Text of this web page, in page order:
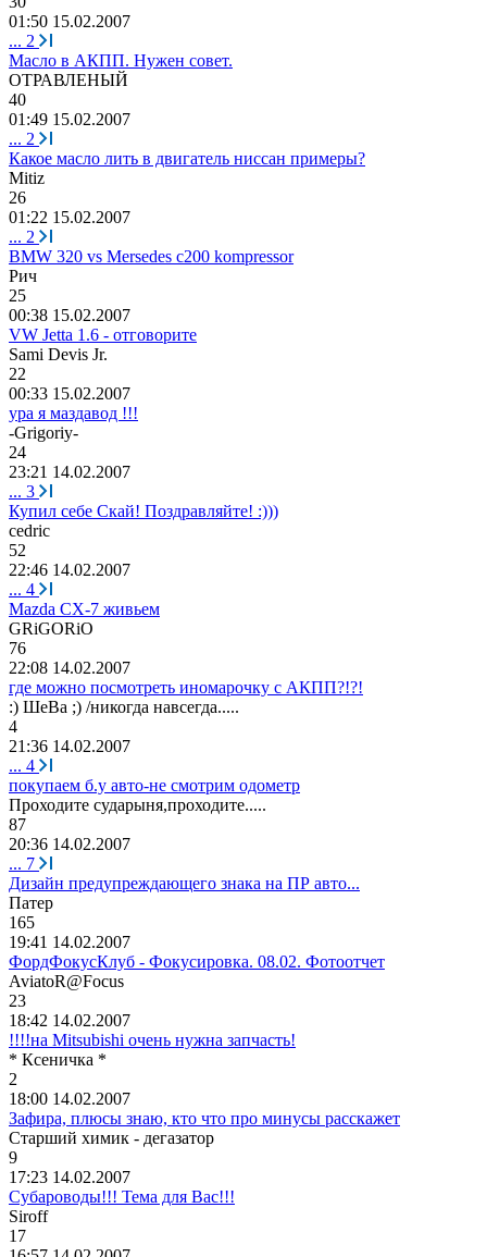
01:50 15.02.2007
... 2
Масло в АКПП. Нужен совет.
ОТРАВЛЕНЫЙ
40
01:49 15.02.2007
... 2
Какое масло лить в двигатель ниссан примеры?
Mitiz
26
01:22 15.02.2007
... 2
BMW 320 vs Mersedes c200 kompressor
Рич
25
00:38 15.02.2007
VW Jetta 1.6 - отговорите
Sami Devis Jr.
22
00:33 15.02.2007
ура я маздавод !!!
-Grigoriy-
24
23:21 14.02.2007
... 3
Купил себе Скай! Поздравляйте! :)))
cedric
52
22:46 14.02.2007
... 4
Mazda CX-7 живьем
GRiGORiO
76
22:08 14.02.2007
где можно посмотреть иномарочку с АКПП?!?!
:) ШеВа ;) /никогда навсегда.....
4
21:36 14.02.2007
... 4
покупаем б.у авто-не смотрим одометр
Проходите сударыня,проходите.....
87
20:36 14.02.2007
... 7
Дизайн предупреждающего знака на ПР авто...
Патер
165
19:41 14.02.2007
ФордФокусКлуб - Фокусировка. 08.02. Фотоотчет
AviatoR@Focus
23
18:42 14.02.2007
!!!!на Mitsubishi очень нужна запчасть!
* Ксеничка *
2
18:00 14.02.2007
Зафира, плюсы знаю, кто что про минусы расскажет
Старший химик - дегазатор
9
17:23 14.02.2007
Субароводы!!! Тема для Вас!!!
Siroff
17